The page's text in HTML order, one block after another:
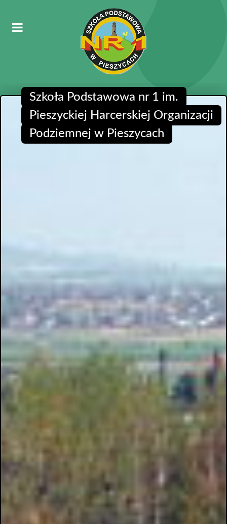
Szkoła Podstawowa nr 1 im. Pieszyckiej Harcerskiej
Szkoła Podstawowa nr 1 im.
Pieszyckiej Harcerskiej Organizacji
Podziemnej w Pieszycach